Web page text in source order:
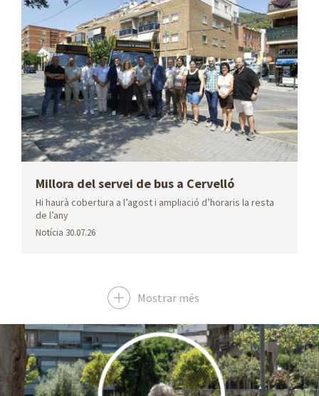
Factura
electrònica
Avisos
fitosanitaris
Avisos
contaminació
atmosfèrica
Ubicaempresa Aeroport Taxi
Millora del servei de bus a Cervelló
Hi haurà cobertura a l’agost i ampliació d’horaris la resta
de l’any
Notícia 30.07.26
Mostrar més